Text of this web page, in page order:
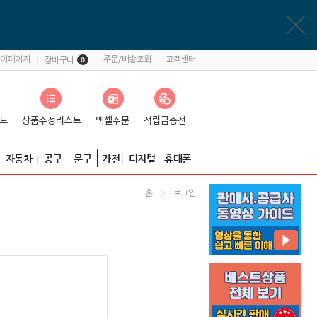
페이지 장바구니 0 주문/배송조회 고객센터
자동차 공구 문구 가전 디지털 휴대폰
홈 로그인